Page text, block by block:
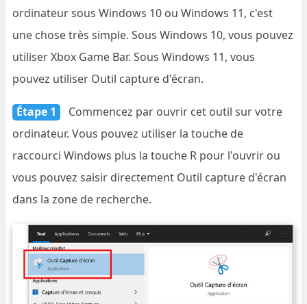
ordinateur sous Windows 10 ou Windows 11, c'est
une chose très simple. Sous Windows 10, vous pouvez
utiliser Xbox Game Bar. Sous Windows 11, vous
pouvez utiliser Outil capture d'écran.
Étape 1
Commencez par ouvrir cet outil sur votre
ordinateur. Vous pouvez utiliser la touche de
raccourci Windows plus la touche R pour l'ouvrir ou
vous pouvez saisir directement Outil capture d'écran
dans la zone de recherche.